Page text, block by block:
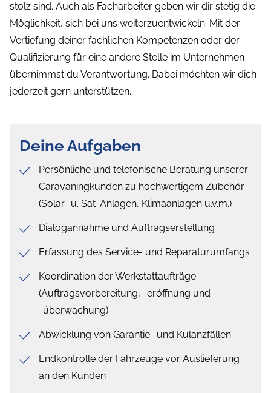
stolz sind. Auch als Facharbeiter geben wir dir stetig die
Möglichkeit, sich bei uns weiterzuentwickeln. Mit der
Vertiefung deiner fachlichen Kompetenzen oder der
Qualifizierung für eine andere Stelle im Unternehmen
übernimmst du Verantwortung. Dabei möchten wir dich
jederzeit gern unterstützen.
Deine Aufgaben
Persönliche und telefonische Beratung unserer
Caravaningkunden zu hochwertigem Zubehör
(Solar- u. Sat-Anlagen, Klimaanlagen u.v.m.)
Dialogannahme und Auftragserstellung
Erfassung des Service- und Reparaturumfangs
Koordination der Werkstattaufträge
(Auftragsvorbereitung, -eröffnung und
-überwachung)
Abwicklung von Garantie- und Kulanzfällen
Endkontrolle der Fahrzeuge vor Auslieferung
an den Kunden